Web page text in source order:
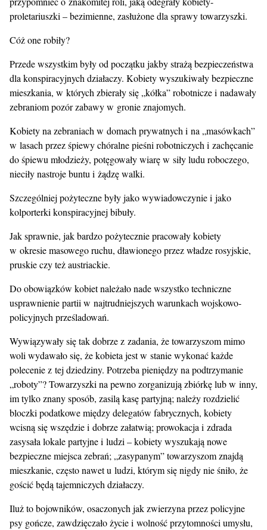
proletariuszki – bezimienne, zasłużone dla sprawy towarzyszki.
Cóż one robiły?
Przede wszystkim były od początku jakby strażą bezpieczeństwa
dla konspiracyjnych działaczy. Kobiety wyszukiwały bezpieczne
mieszkania, w których zbierały się „kółka” robotnicze i nadawały
zebraniom pozór zabawy w gronie znajomych.
Kobiety na zebraniach w domach prywatnych i na „masówkach”
w lasach przez śpiewy chóralne pieśni robotniczych i zachęcanie
do śpiewu młodzieży, potęgowały wiarę w siły ludu roboczego,
nieciły nastroje buntu i żądzę walki.
Szczególniej pożyteczne były jako wywiadowczynie i jako
kolporterki konspiracyjnej bibuły.
Jak sprawnie, jak bardzo pożytecznie pracowały kobiety
w okresie masowego ruchu, dławionego przez władze rosyjskie,
pruskie czy też austriackie.
Do obowiązków kobiet należało nade wszystko techniczne
usprawnienie partii w najtrudniejszych warunkach wojskowo-
policyjnych prześladowań.
Wywiązywały się tak dobrze z zadania, że towarzyszom mimo
woli wydawało się, że kobieta jest w stanie wykonać każde
polecenie z tej dziedziny. Potrzeba pieniędzy na podtrzymanie
„roboty”? Towarzyszki na pewno zorganizują zbiórkę lub w inny,
im tylko znany sposób, zasilą kasę partyjną; należy rozdzielić
bloczki podatkowe między delegatów fabrycznych, kobiety
wcisną się wszędzie i dobrze załatwią; prowokacja i zdrada
zasysała lokale partyjne i ludzi – kobiety wyszukają nowe
bezpieczne miejsca zebrań; „zasypanym” towarzyszom znajdą
mieszkanie, często nawet u ludzi, którym się nigdy nie śniło, że
gościć będą tajemniczych działaczy.
Iluż to bojowników, osaczonych jak zwierzyna przez policyjne
psy gończe, zawdzięczało życie i wolność przytomności umysłu,